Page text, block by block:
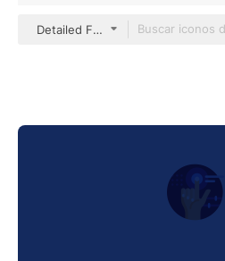
Detailed Flat Circular Flat